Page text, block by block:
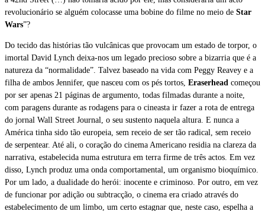
revolucionário se alguém colocasse uma bobine do filme no meio de Star
Wars”?
Do tecido das histórias tão vulcânicas que provocam um estado de torpor, o
imortal David Lynch deixa-nos um legado precioso sobre a bizarria que é a
natureza da “normalidade”. Talvez baseado na vida com Peggy Reavey e a
filha de ambos Jennifer, que nasceu com os pés tortos, Eraserhead começou
por ser apenas 21 páginas de argumento, todas filmadas durante a noite,
com paragens durante as rodagens para o cineasta ir fazer a rota de entrega
do jornal Wall Street Journal, o seu sustento naquela altura. E nunca a
América tinha sido tão europeia, sem receio de ser tão radical, sem receio
de serpentear. Até ali, o coração do cinema Americano residia na clareza da
narrativa, estabelecida numa estrutura em terra firme de três actos. Em vez
disso, Lynch produz uma onda comportamental, um organismo bioquímico.
Por um lado, a dualidade do herói: inocente e criminoso. Por outro, em vez
de funcionar por adição ou subtracção, o cinema era criado através do
estabelecimento de um limbo, um certo estagnar que, neste caso, espelha a